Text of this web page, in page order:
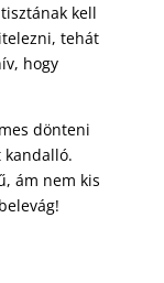
kell
tehát
hogy
dönteni
kandalló.
ám nem kis